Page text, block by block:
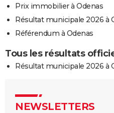
Prix immobilier à Odenas
Résultat municipale 2026 à
Référendum à Odenas
Tous les résultats
Résultat municipale 2026 à
NEWSLETTERS